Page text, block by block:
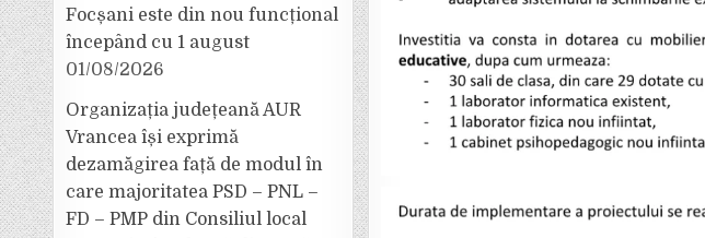
Focșani este din nou funcțional
începând cu 1 august
01/08/2026
Organizația județeană AUR
Vrancea își exprimă
dezamăgirea față de modul în
care majoritatea PSD – PNL –
FD – PMP din Consiliul local